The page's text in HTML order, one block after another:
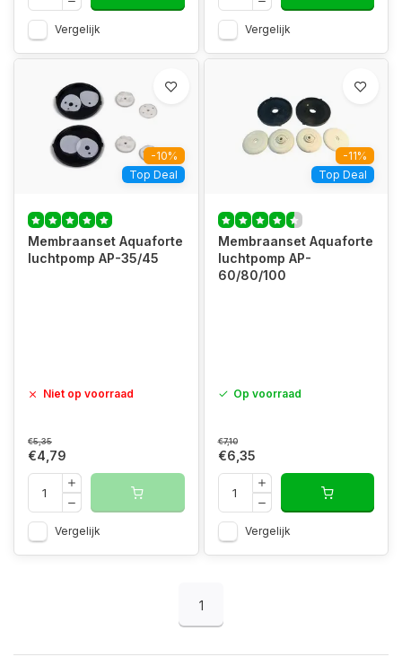
Vergelijk Vergelijk
-10%
Top Deal
Membraanset Aquaforte
luchtpomp AP-35/45
Niet op voorraad
€5,35
€4,79
Vergelijk
-11%
Top Deal
Membraanset Aquaforte
luchtpomp AP-
60/80/100
Op voorraad
€7,10
€6,35
Vergelijk
1